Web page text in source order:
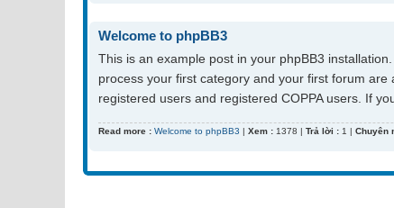
Welcome to phpBB3
This is an example post in your phpBB3
process your first category and your first forum
registered users and registered COPPA users. If
Read more : Welcome to phpBB3 | Xem : 1378 | Trả lời : 1 | Chuyên